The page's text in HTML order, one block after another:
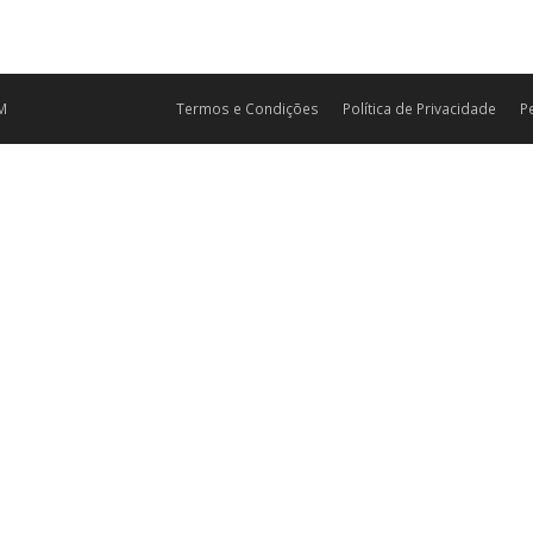
Termos e Condições Política de Privacidade